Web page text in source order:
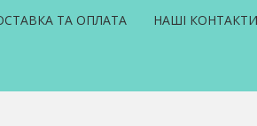
ТА ОПЛАТА НАШІ КОНТАКТИ